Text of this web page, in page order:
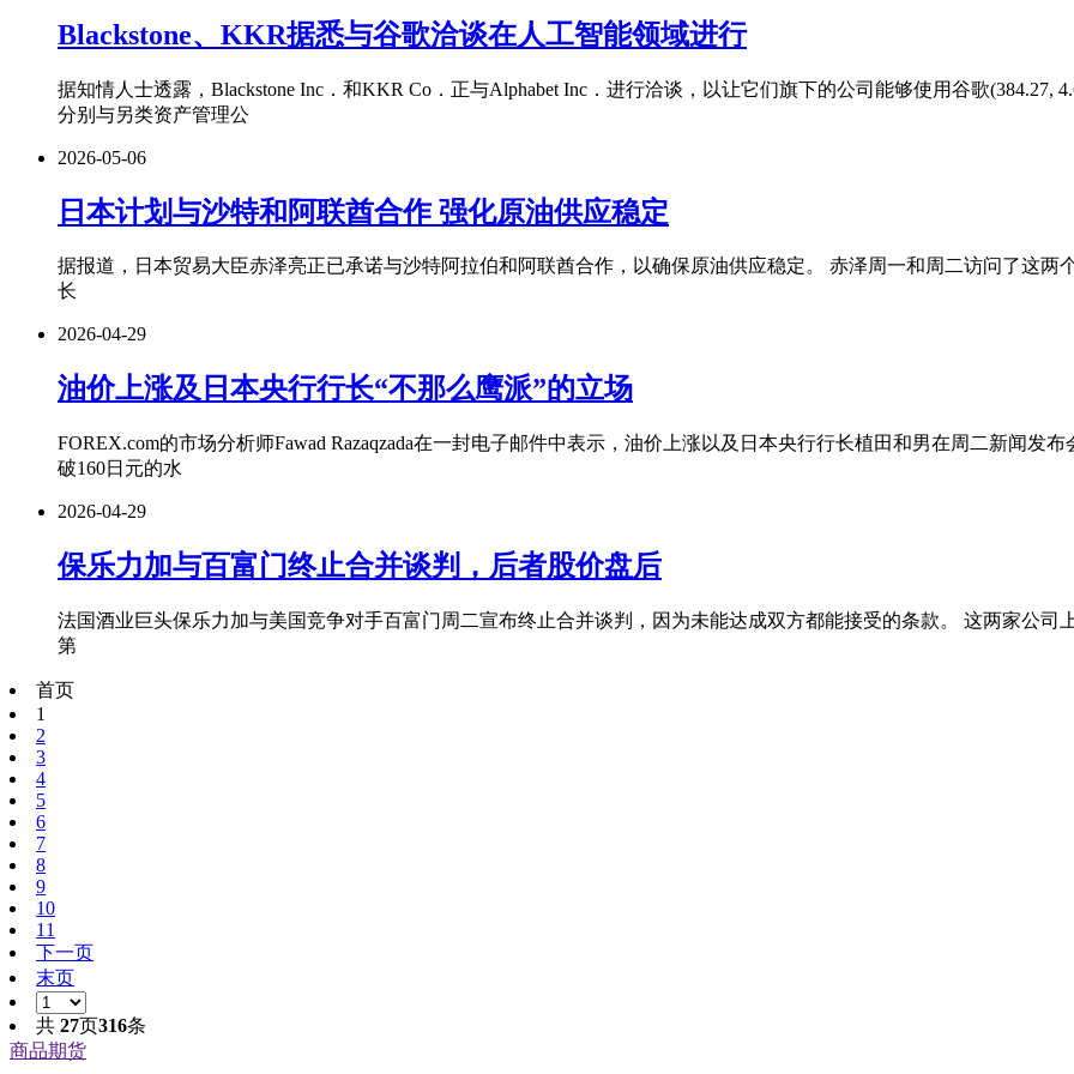
Blackstone、KKR据悉与谷歌洽谈在人工智能领域进行
据知情人士透露，Blackstone Inc．和KKR Co．正与Alphabet Inc．进行洽谈，以让它们旗下的公司能够使用谷歌(384.27,
分别与另类资产管理公
2026-05-06
日本计划与沙特和阿联酋合作 强化原油供应稳定
据报道，日本贸易大臣赤泽亮正已承诺与沙特阿拉伯和阿联酋合作，以确保原油供应稳定。 赤泽周一和周二访问了这
长
2026-04-29
油价上涨及日本央行行长“不那么鹰派”的立场
FOREX.com的市场分析师Fawad Razaqzada在一封电子邮件中表示，油价上涨以及日本央行行长植田和男在周二新闻发
破160日元的水
2026-04-29
保乐力加与百富门终止合并谈判，后者股价盘后
法国酒业巨头保乐力加与美国竞争对手百富门周二宣布终止合并谈判，因为未能达成双方都能接受的条款。 这两家公
第
首页
1
2
3
4
5
6
7
8
9
10
11
下一页
末页
共 27页316条
商品期货